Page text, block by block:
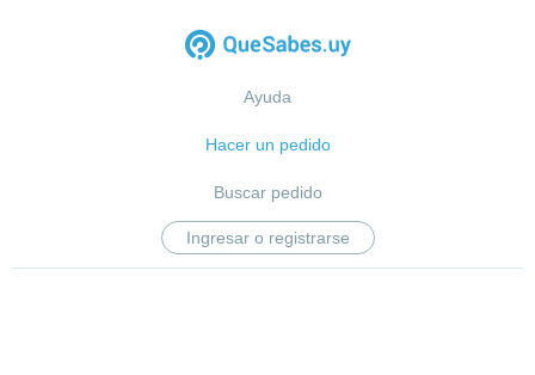
Ayuda
Hacer un pedido
Buscar pedido
Ingresar o registrarse